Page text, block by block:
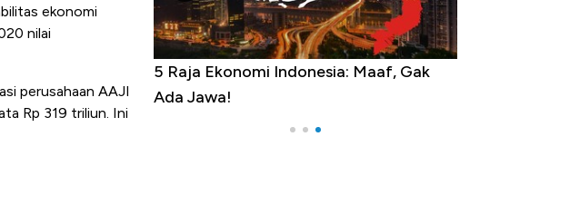
ekonomi
nilai
perusahaan AAJI
Rp 319 triliun. Ini
5 Raja Ekonomi Indonesia: Maaf, Gak
Ada Jawa!